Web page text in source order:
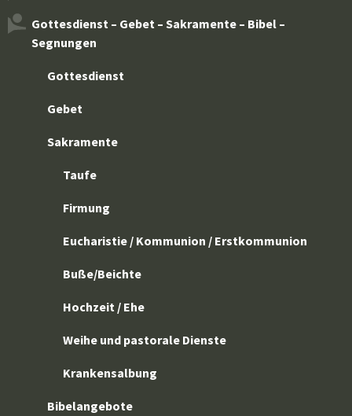
Gottesdienst – Gebet – Sakramente – Bibel –
Segnungen
Gottesdienst
Gebet
Sakramente
Taufe
Firmung
Eucharistie / Kommunion / Erstkommunion
Buße/Beichte
Hochzeit / Ehe
Weihe und pastorale Dienste
Krankensalbung
Bibelangebote